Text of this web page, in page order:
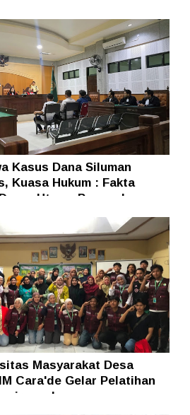
Kasus Dana Siluman
Kuasa Hukum : Fakta
Utama Penegakan
Masyarakat Desa
Cara'de Gelar Pelatihan